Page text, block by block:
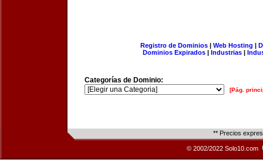
Registro de Dominios| Web Hosting |
Dominios Expirados | Industrias |
Categorías de Dominio:
[Pág.
** Precios
© 2002/2022 Solo10.com